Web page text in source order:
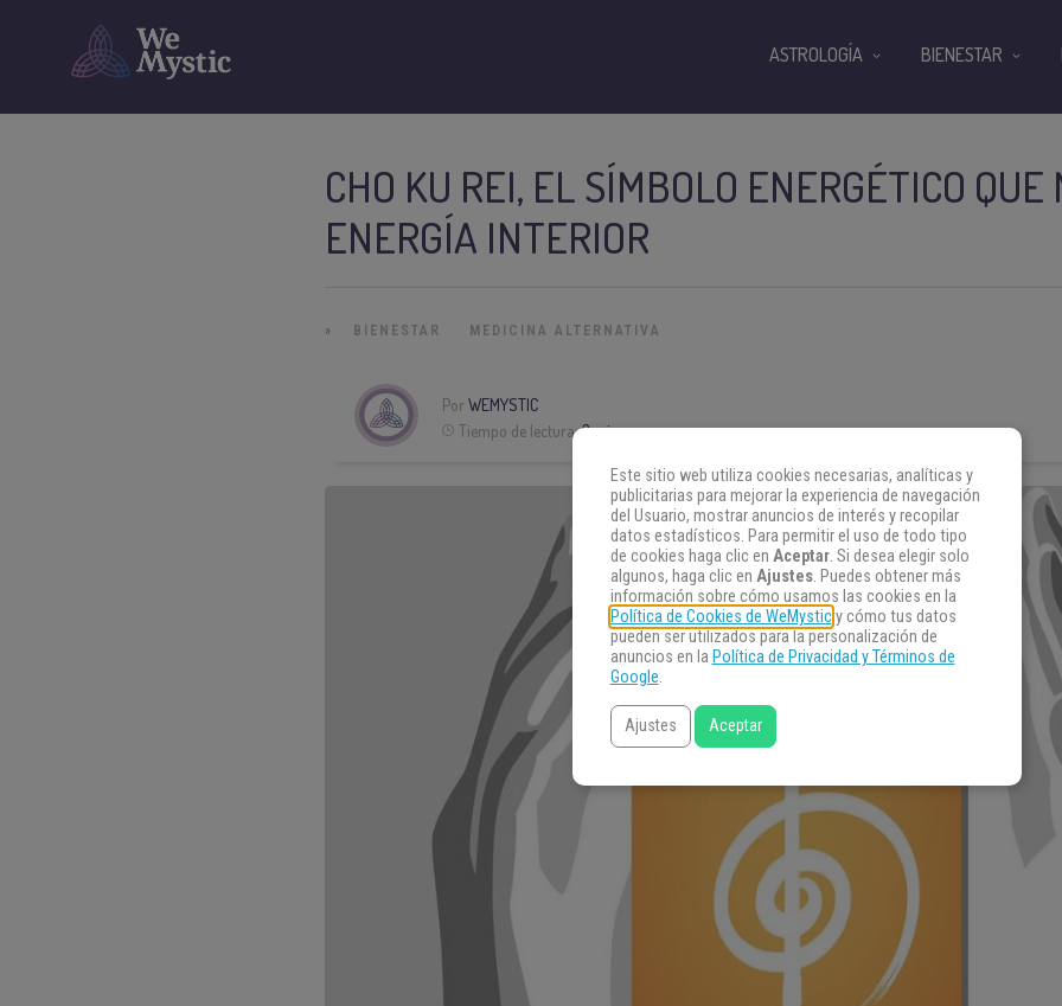
CHO KU REI, EL SÍMBOLO ENERGÉTICO
ENERGÍA INTERIOR
» BIENESTAR MEDICINA ALTERNATIVA
Por WEMYSTIC
Tiempo de lectura:3 min
ASTROLOGÍA BIENESTAR
Este sitio web utiliza cookies necesarias, analíticas y
publicitarias para mejorar la experiencia de navegación
del Usuario, mostrar anuncios de interés y recopilar
datos estadísticos. Para permitir el uso de todo tipo
de cookies haga clic en Aceptar. Si desea elegir solo
algunos, haga clic en Ajustes. Puedes obtener más
información sobre cómo usamos las cookies en la
Política de Cookies de WeMysticy cómo tus datos
pueden ser utilizados para la personalización de
anuncios en la Política de Privacidad y Términos de
Google.
Ajustes Aceptar